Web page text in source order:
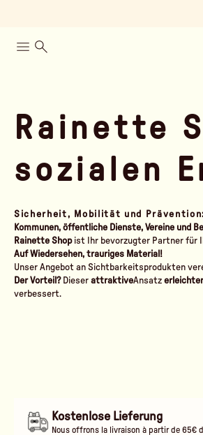
Rainette
sozialen
Sicherheit, Mobilität und
Kommunen, öffentliche Dienste, Vereine und
Rainette Shopist Ihr bevorzugter Partner für
Auf Wiedersehen, trauriges Material!
Unser Angebot an Sichtbarkeitsprodukten
Der Vorteil?Dieser attraktiveAnsatz
verbessert.
Kostenlose Lieferung
Nous offrons la livraison à partir de 65€